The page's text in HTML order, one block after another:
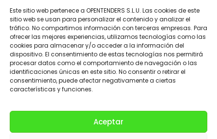
Este sitio web pertenece a OPENTENDERS S.L.U. Las cookies de este
sitio web se usan para personalizar el contenido y analizar el
tráfico. No compartimos información con terceras empresas. Para
ofrecer las mejores experiencias, utilizamos tecnologías como las
cookies para almacenar y/o acceder a la información del
dispositivo. El consentimiento de estas tecnologías nos permitirá
procesar datos como el comportamiento de navegación o las
identificaciones únicas en este sitio. No consentir o retirar el
consentimiento, puede afectar negativamente a ciertas
características y funciones.
Aceptar
Aviso Legal–Política de Privacidad–Política de Cookies –Trabaja con
nosotros
OPENTENDERS, S.L. ha recibido una ayuda de 2900€ para
electrificación del parque automovilístico dentro del Programa de
vehículos eléctricos «enchufables» y de pila de combustible dentro del
programa de incentivos a la movilidad eficiente y sostenible (Programa